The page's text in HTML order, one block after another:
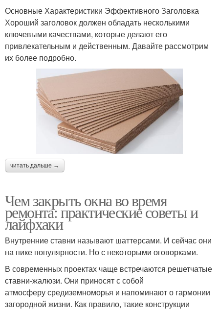
Основные Характеристики Эффективного Заголовка
Хороший заголовок должен обладать несколькими
ключевыми качествами, которые делают его
привлекательным и действенным. Давайте рассмотрим
их более подробно.
читать дальше →
Чем закрыть окна во время
ремонта: практические советы и
лайфхаки
Внутренние ставни называют шаттерсами. И сейчас они
на пике популярности. Но с некоторыми оговорками.
В современных проектах чаще встречаются решетчатые
ставни-жалюзи. Они приносят с собой
атмосферу средиземноморья и напоминают о гармонии
загородной жизни. Как правило, такие конструкции